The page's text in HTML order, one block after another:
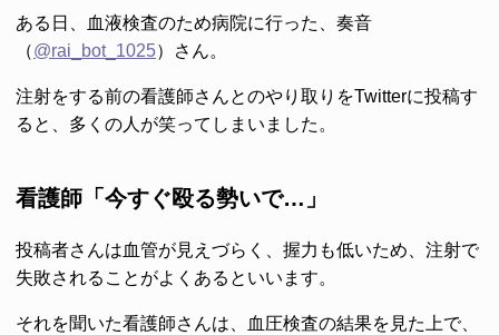
ある日、血液検査のため病院に行った、奏音
（@rai_bot_1025）さん。
注射をする前の看護師さんとのやり取りをTwitterに投稿す
ると、多くの人が笑ってしまいました。
看護師「今すぐ殴る勢いで…」
投稿者さんは血管が見えづらく、握力も低いため、注射で
失敗されることがよくあるといいます。
それを聞いた看護師さんは、血圧検査の結果を見た上で、